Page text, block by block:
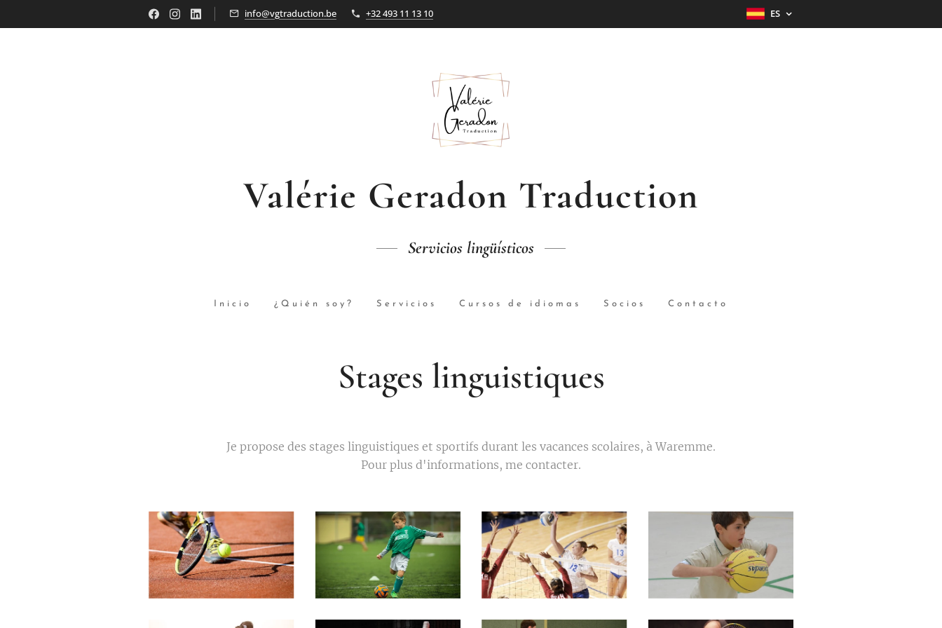
info@vgtraduction.be +32 493 11 13 10 ES
Valérie Geradon Traduction
Servicios lingüísticos
Inicio ¿Quién soy? Servicios Cursos de idiomas Socios Contacto
Stages linguistiques
Je propose des stages linguistiques et sportifs durant les vacances scolaires, à Waremme.
Pour plus d'informations, me contacter.